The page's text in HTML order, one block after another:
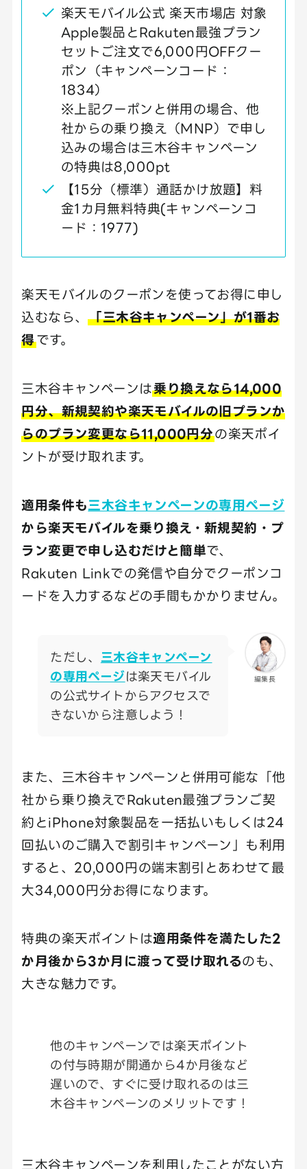
楽天モバイル公式 楽天市場店 対象
Apple製品とRakuten最強プラン
セットご注文で6,000円OFFクー
ポン（キャンペーンコード：
1834）
※上記クーポンと併用の場合、他
社からの乗り換え（MNP）で申し
込みの場合は三木谷キャンペーン
の特典は8,000pt
【15分（標準）通話かけ放題】料
金1カ月無料特典(キャンペーンコ
ード：1977)
楽天モバイルのクーポンを使ってお得に申し
込むなら、「三木谷キャンペーン」が1番お
得です。
三木谷キャンペーンは乗り換えなら14,000
円分、新規契約や楽天モバイルの旧プランか
らのプラン変更なら11,000円分の楽天ポイ
ントが受け取れます。
適用条件も三木谷キャンペーンの専用ページ
から楽天モバイルを乗り換え・新規契約・プ
ラン変更で申し込むだけと簡単で、
Rakuten Linkでの発信や自分でクーポンコ
ードを入力するなどの手間もかかりません。
編集長
ただし、 三木谷キャンペーン
の専用ページは楽天モバイル
の公式サイトからアクセスで
きないから注意しよう！
また、三木谷キャンペーンと併用可能な「他
社から乗り換えでRakuten最強プランご契
約とiPhone対象製品を一括払いもしくは24
回払いのご購入で割引キャンペーン」も利用
すると、20,000円の端末割引とあわせて最
大34,000円分お得になります。
特典の楽天ポイントは適用条件を満たした2
か月後から3か月に渡って受け取れるのも、
大きな魅力です。
他のキャンペーンでは楽天ポイント
の付与時期が開通から4か月後など
遅いので、すぐに受け取れるのは三
木谷キャンペーンのメリットです！
三木谷キャンペーンを利用したことがない方